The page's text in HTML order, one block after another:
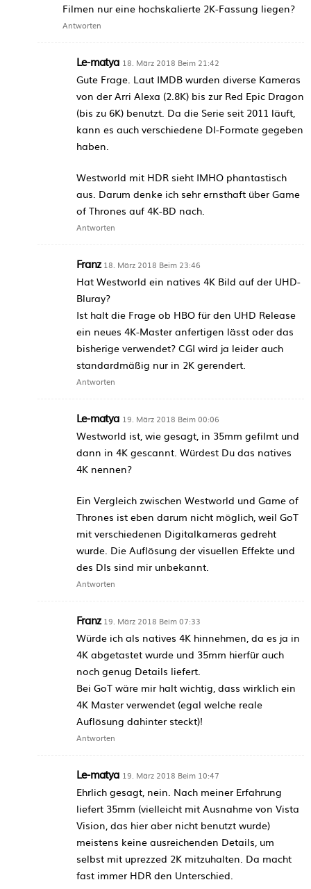
Filmen nur eine hochskalierte 2K-Fassung liegen?
Antworten
Le-matya 18. März 2018 Beim 21:42
Gute Frage. Laut IMDB wurden diverse Kameras
von der Arri Alexa (2.8K) bis zur Red Epic Dragon
(bis zu 6K) benutzt. Da die Serie seit 2011 läuft,
kann es auch verschiedene DI-Formate gegeben
haben.
Westworld mit HDR sieht IMHO phantastisch
aus. Darum denke ich sehr ernsthaft über Game
of Thrones auf 4K-BD nach.
Antworten
Franz 18. März 2018 Beim 23:46
Hat Westworld ein natives 4K Bild auf der UHD-
Bluray?
Ist halt die Frage ob HBO für den UHD Release
ein neues 4K-Master anfertigen lässt oder das
bisherige verwendet? CGI wird ja leider auch
standardmäßig nur in 2K gerendert.
Antworten
Le-matya 19. März 2018 Beim 00:06
Westworld ist, wie gesagt, in 35mm gefilmt und
dann in 4K gescannt. Würdest Du das natives
4K nennen?
Ein Vergleich zwischen Westworld und Game of
Thrones ist eben darum nicht möglich, weil GoT
mit verschiedenen Digitalkameras gedreht
wurde. Die Auflösung der visuellen Effekte und
des DIs sind mir unbekannt.
Antworten
Franz 19. März 2018 Beim 07:33
Würde ich als natives 4K hinnehmen, da es ja in
4K abgetastet wurde und 35mm hierfür auch
noch genug Details liefert.
Bei GoT wäre mir halt wichtig, dass wirklich ein
4K Master verwendet (egal welche reale
Auflösung dahinter steckt)!
Antworten
Le-matya 19. März 2018 Beim 10:47
Ehrlich gesagt, nein. Nach meiner Erfahrung
liefert 35mm (vielleicht mit Ausnahme von Vista
Vision, das hier aber nicht benutzt wurde)
meistens keine ausreichenden Details, um
selbst mit uprezzed 2K mitzuhalten. Da macht
fast immer HDR den Unterschied.